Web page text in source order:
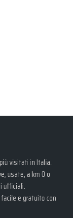
visitati in Italia.
usate, a km 0 o
ufficiali.
e gratuito con